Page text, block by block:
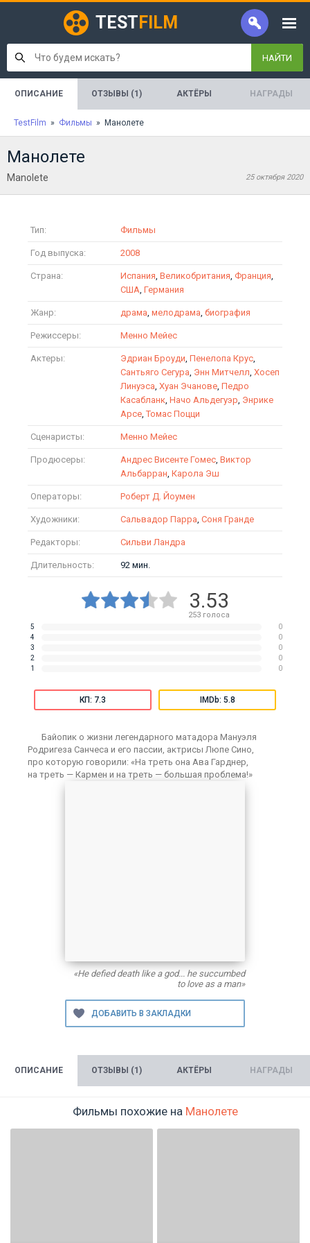
TEST FILM
НАЙТИ
ОПИСАНИЕ ОТЗЫВЫ (1) АКТЁРЫ НАГРАДЫ
TestFilm » Фильмы » Манолете
Манолете
Manolete 25 октября 2020
Тип: Фильмы
Год выпуска: 2008
Страна: Испания, Великобритания, Франция,
США, Германия
Жанр: драма, мелодрама, биография
Режиссеры: Менно Мейес
Актеры: Эдриан Броуди, Пенелопа Крус,
Сантьяго Сегура, Энн Митчелл, Хосеп
Линуэса, Хуан Эчанове, Педро
Касабланк, Начо Альдегуэр, Энрике
Арсе,Томас Поцци
Сценаристы: Менно Мейес
Продюсеры: Андрес Висенте Гомес, Виктор
Альбарран, Карола Эш
Операторы: Роберт Д. Йоумен
Художники: Сальвадор Парра, Соня Гранде
Редакторы: Сильви Ландра
Длительность: 92 мин.
3.53
253голоса
5
0
4
0
3
0
2
0
1
0
КП: 7.3 IMDb: 5.8
Байопик о жизни легендарного матадора Мануэля
Родригеза Санчеса и его пассии, актрисы Люпе Сино,
про которую говорили: «На треть она Ава Гарднер,
на треть — Кармен и на треть — большая проблема!»
«He defied death like a god... he succumbed
to love as a man»
ОПИСАНИЕ ОТЗЫВЫ (1) АКТЁРЫ НАГРАДЫ
Фильмы похожие на Манолете